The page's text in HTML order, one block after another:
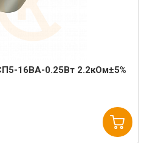
16ВА-0.25Вт 2.2кОм±5%